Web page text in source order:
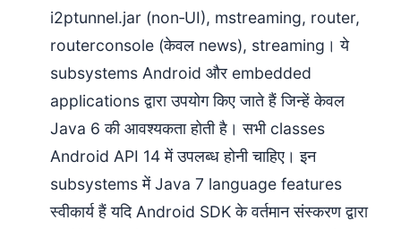
i2ptunnel.jar (non‑UI), mstreaming, router,
routerconsole (केवल news), streaming। ये
subsystems Android और embedded
applications द्वारा उपयोग किए जाते हैं जिन्हें केवल
Java 6 की आवश्यकता होती है। सभी classes
Android API 14 में उपलब्ध होनी चाहिए। इन
subsystems में Java 7 language features
स्वीकार्य हैं यदि Android SDK के वर्तमान संस्करण द्वारा